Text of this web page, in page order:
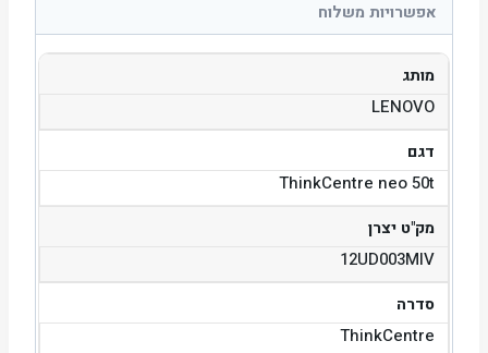
אפשרויות משלוח
מותג
LENOVO
דגם
ThinkCentre neo 50t
מק"ט יצרן
12UD003MIV
סדרה
ThinkCentre